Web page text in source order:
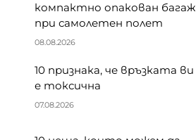
компактно опакован багаж
при самолетен полет
08.08.2026
10 признака, че връзката ви
е токсична
07.08.2026